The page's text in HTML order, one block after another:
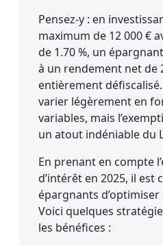
Pensez-y : en
maximum de 12 000 €
de 1.70 %, un
à un rendement net de
entièrement
varier légèrement en
variables, mais
un atout indéniable du
En prenant en compte
d’intérêt en 2025, il est
épargnants
Voici quelques
les bénéfices :